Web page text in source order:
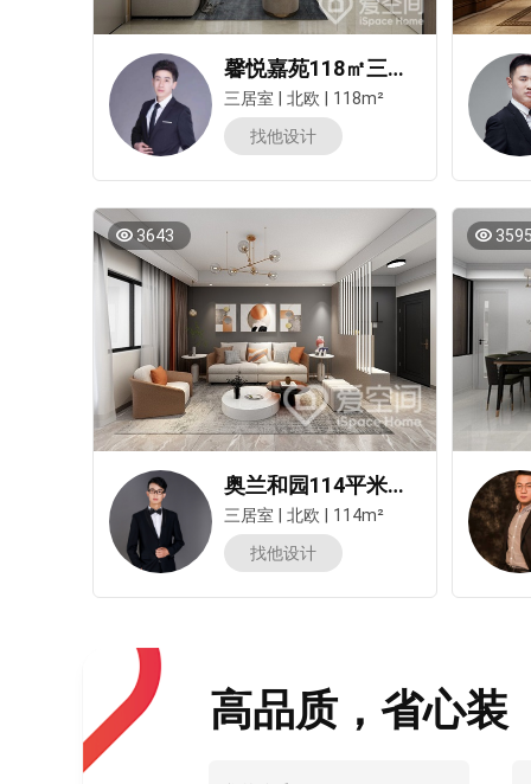
馨悦嘉苑118㎡三居室北欧风装修案例
三居室 北欧
118m²
找他设计
3643
奥兰和园114平米三居室北欧风装修案例
三居室 北欧
114m²
找他设计
高品质，省心装